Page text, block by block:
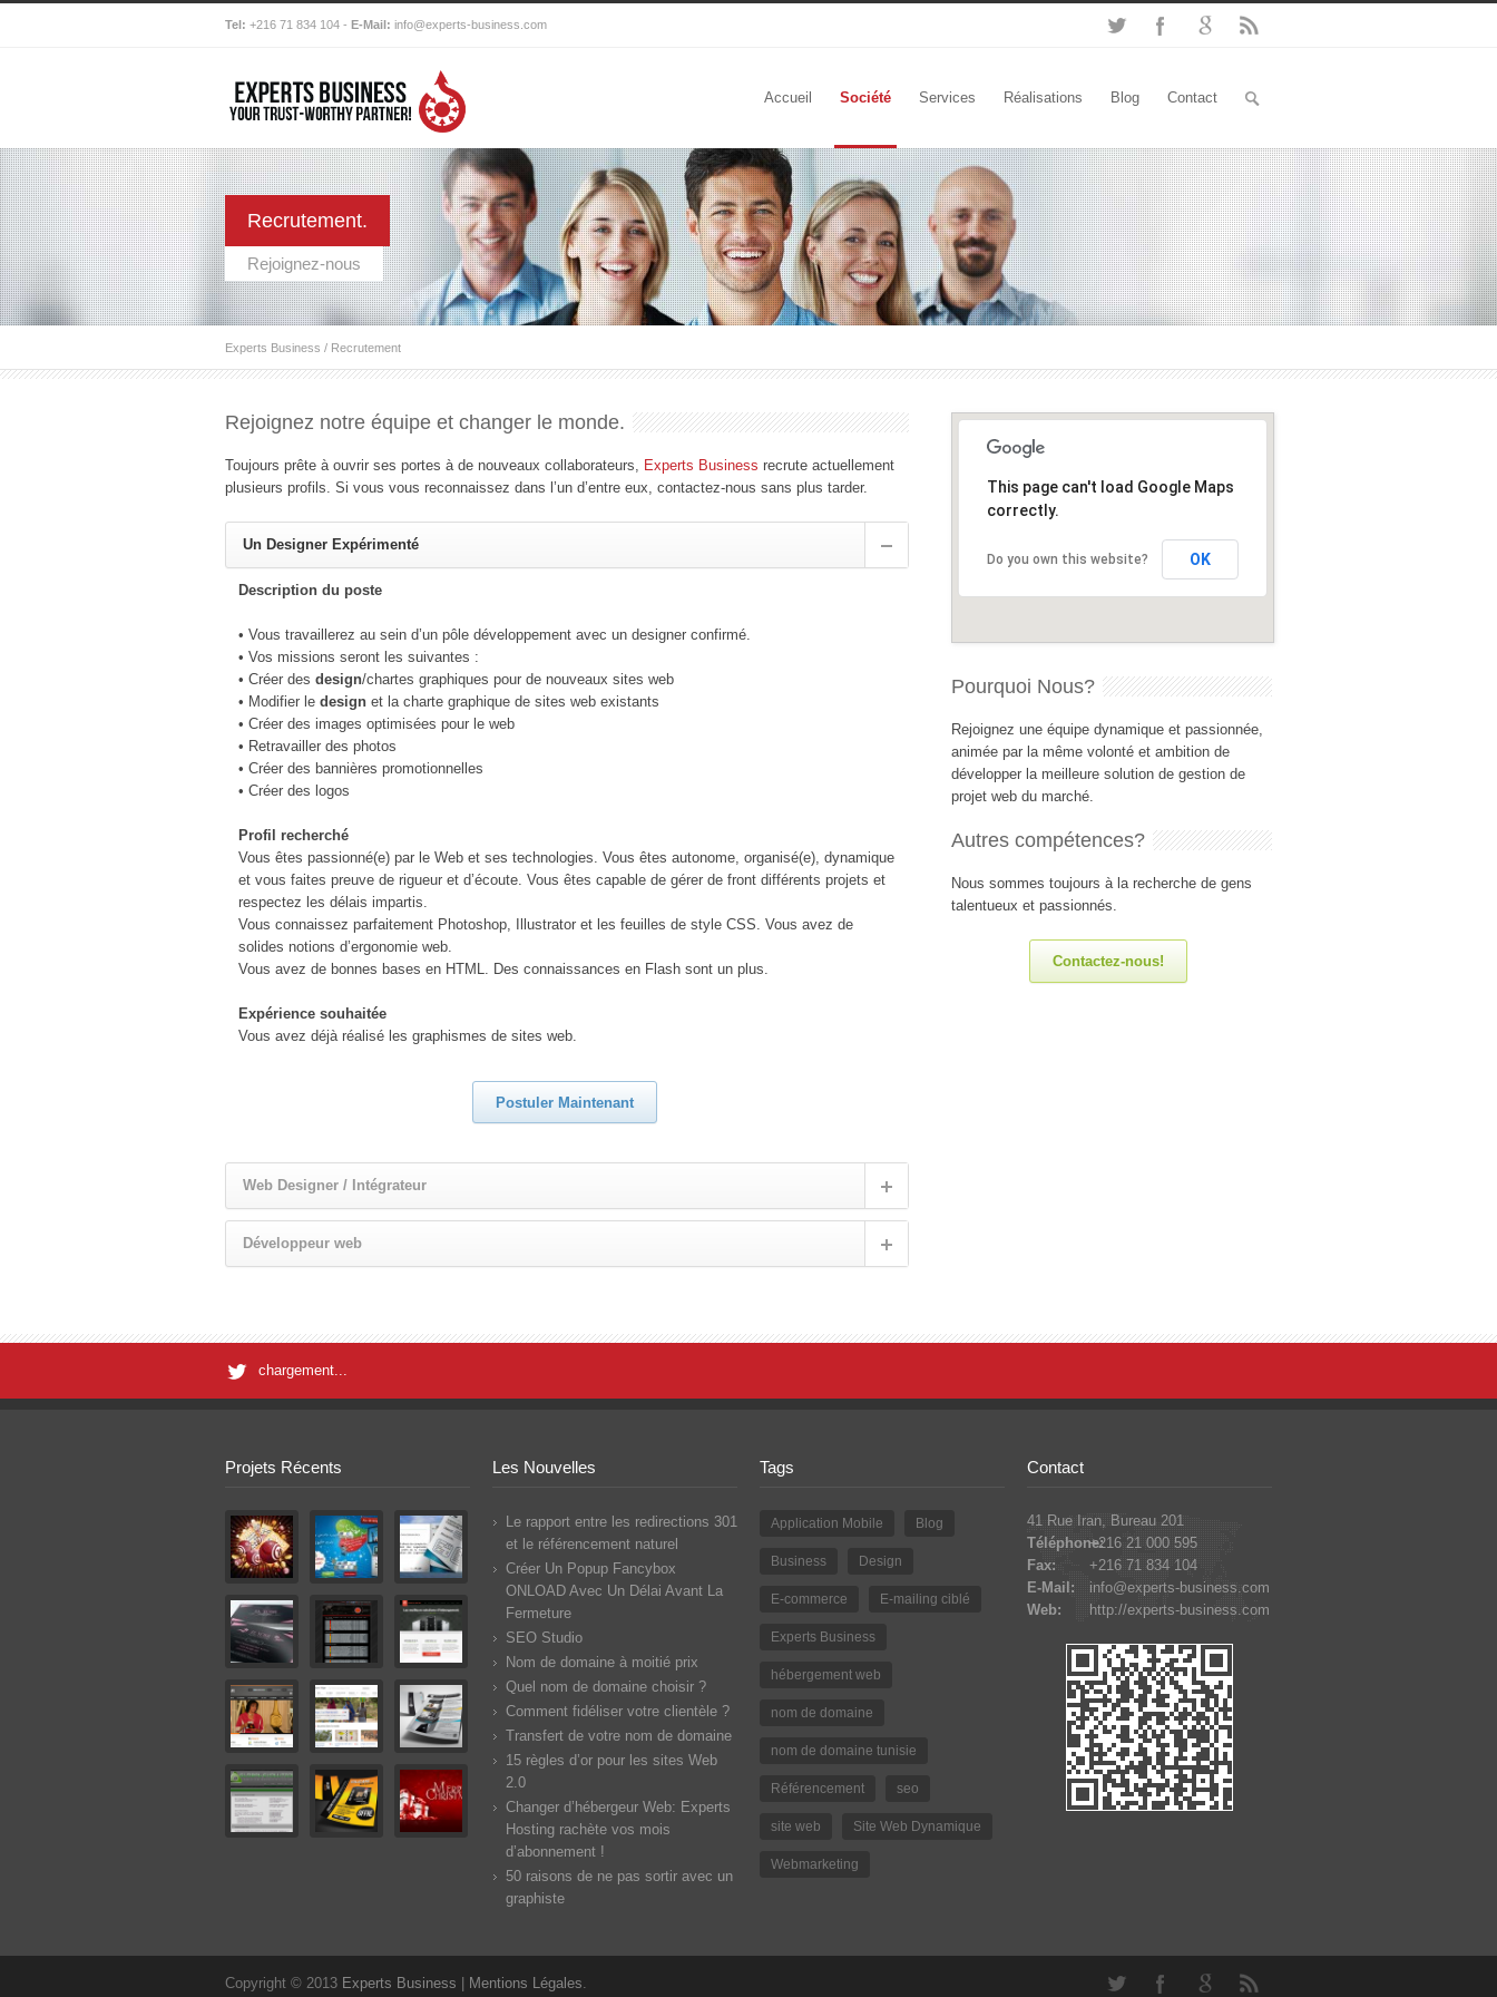
Tel: +216 71 834 104 - E-Mail: info@experts-business.com
Accueil Société Services Réalisations Blog Contact
Recrutement.
Rejoignez-nous
Experts Business / Recrutement
Rejoignez notre équipe et changer le monde.
Toujours prête à ouvrir ses portes à de nouveaux collaborateurs, Experts Business recrute actuellement
plusieurs profils. Si vous vous reconnaissez dans l’un d’entre eux, contactez-nous sans plus tarder.
Un Designer Expérimenté
Description du poste
• Vous travaillerez au sein d’un pôle développement avec un designer confirmé.
• Vos missions seront les suivantes :
• Créer des design/chartes graphiques pour de nouveaux sites web
• Modifier le design et la charte graphique de sites web existants
• Créer des images optimisées pour le web
• Retravailler des photos
• Créer des bannières promotionnelles
• Créer des logos
Profil recherché
Vous êtes passionné(e) par le Web et ses technologies. Vous êtes autonome, organisé(e), dynamique
et vous faites preuve de rigueur et d’écoute. Vous êtes capable de gérer de front différents projets et
respectez les délais impartis.
Vous connaissez parfaitement Photoshop, Illustrator et les feuilles de style CSS. Vous avez de
solides notions d’ergonomie web.
Vous avez de bonnes bases en HTML. Des connaissances en Flash sont un plus.
Expérience souhaitée
Vous avez déjà réalisé les graphismes de sites web.
Postuler Maintenant
Web Designer / Intégrateur
Développeur web
This page can't load Google Maps
correctly.
Do you own this website? OK
Pourquoi Nous?
Rejoignez une équipe dynamique et passionnée,
animée par la même volonté et ambition de
développer la meilleure solution de gestion de
projet web du marché.
Autres compétences?
Nous sommes toujours à la recherche de gens
talentueux et passionnés.
Contactez-nous!
chargement...
Projets Récents Les Nouvelles
Le rapport entre les redirections 301
et le référencement naturel
Créer Un Popup Fancybox
ONLOAD Avec Un Délai Avant La
Fermeture
SEO Studio
Nom de domaine à moitié prix
Quel nom de domaine choisir ?
Comment fidéliser votre clientèle ?
Transfert de votre nom de domaine
15 règles d’or pour les sites Web
2.0
Changer d’hébergeur Web: Experts
Hosting rachète vos mois
d’abonnement !
50 raisons de ne pas sortir avec un
graphiste
Tags
Application Mobile Blog
Business Design
E-commerce E-mailing ciblé
Experts Business
hébergement web
nom de domaine
nom de domaine tunisie
Référencement seo
site web Site Web Dynamique
Webmarketing
Contact
41 Rue Iran, Bureau 201
Téléphone:+216 21 000 595
Fax:
+216 71 834 104
E-Mail:
info@experts-business.com
Web:
http://experts-business.com
Copyright © 2013 Experts Business Mentions Légales.